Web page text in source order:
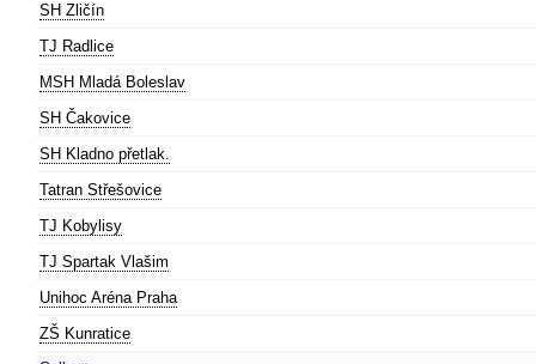
SH Zličín
TJ Radlice
MSH Mladá Boleslav
SH Čakovice
SH Kladno přetlak.
Tatran Střešovice
TJ Kobylisy
TJ Spartak Vlašim
Unihoc Aréna Praha
ZŠ Kunratice